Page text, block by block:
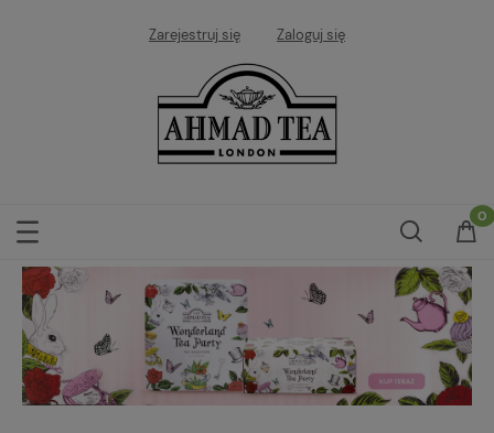
Zarejestruj się Zaloguj się